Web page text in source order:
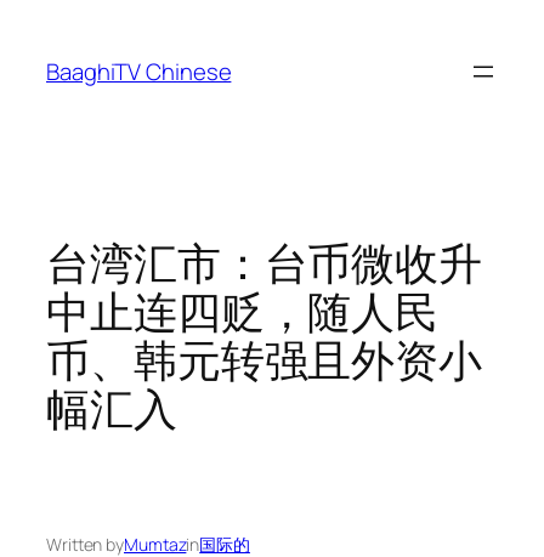
content
BaaghiTV Chinese
台湾汇市：台币微收升
中止连四贬，随人民
币、韩元转强且外资小
幅汇入
Written byMumtazin国际的